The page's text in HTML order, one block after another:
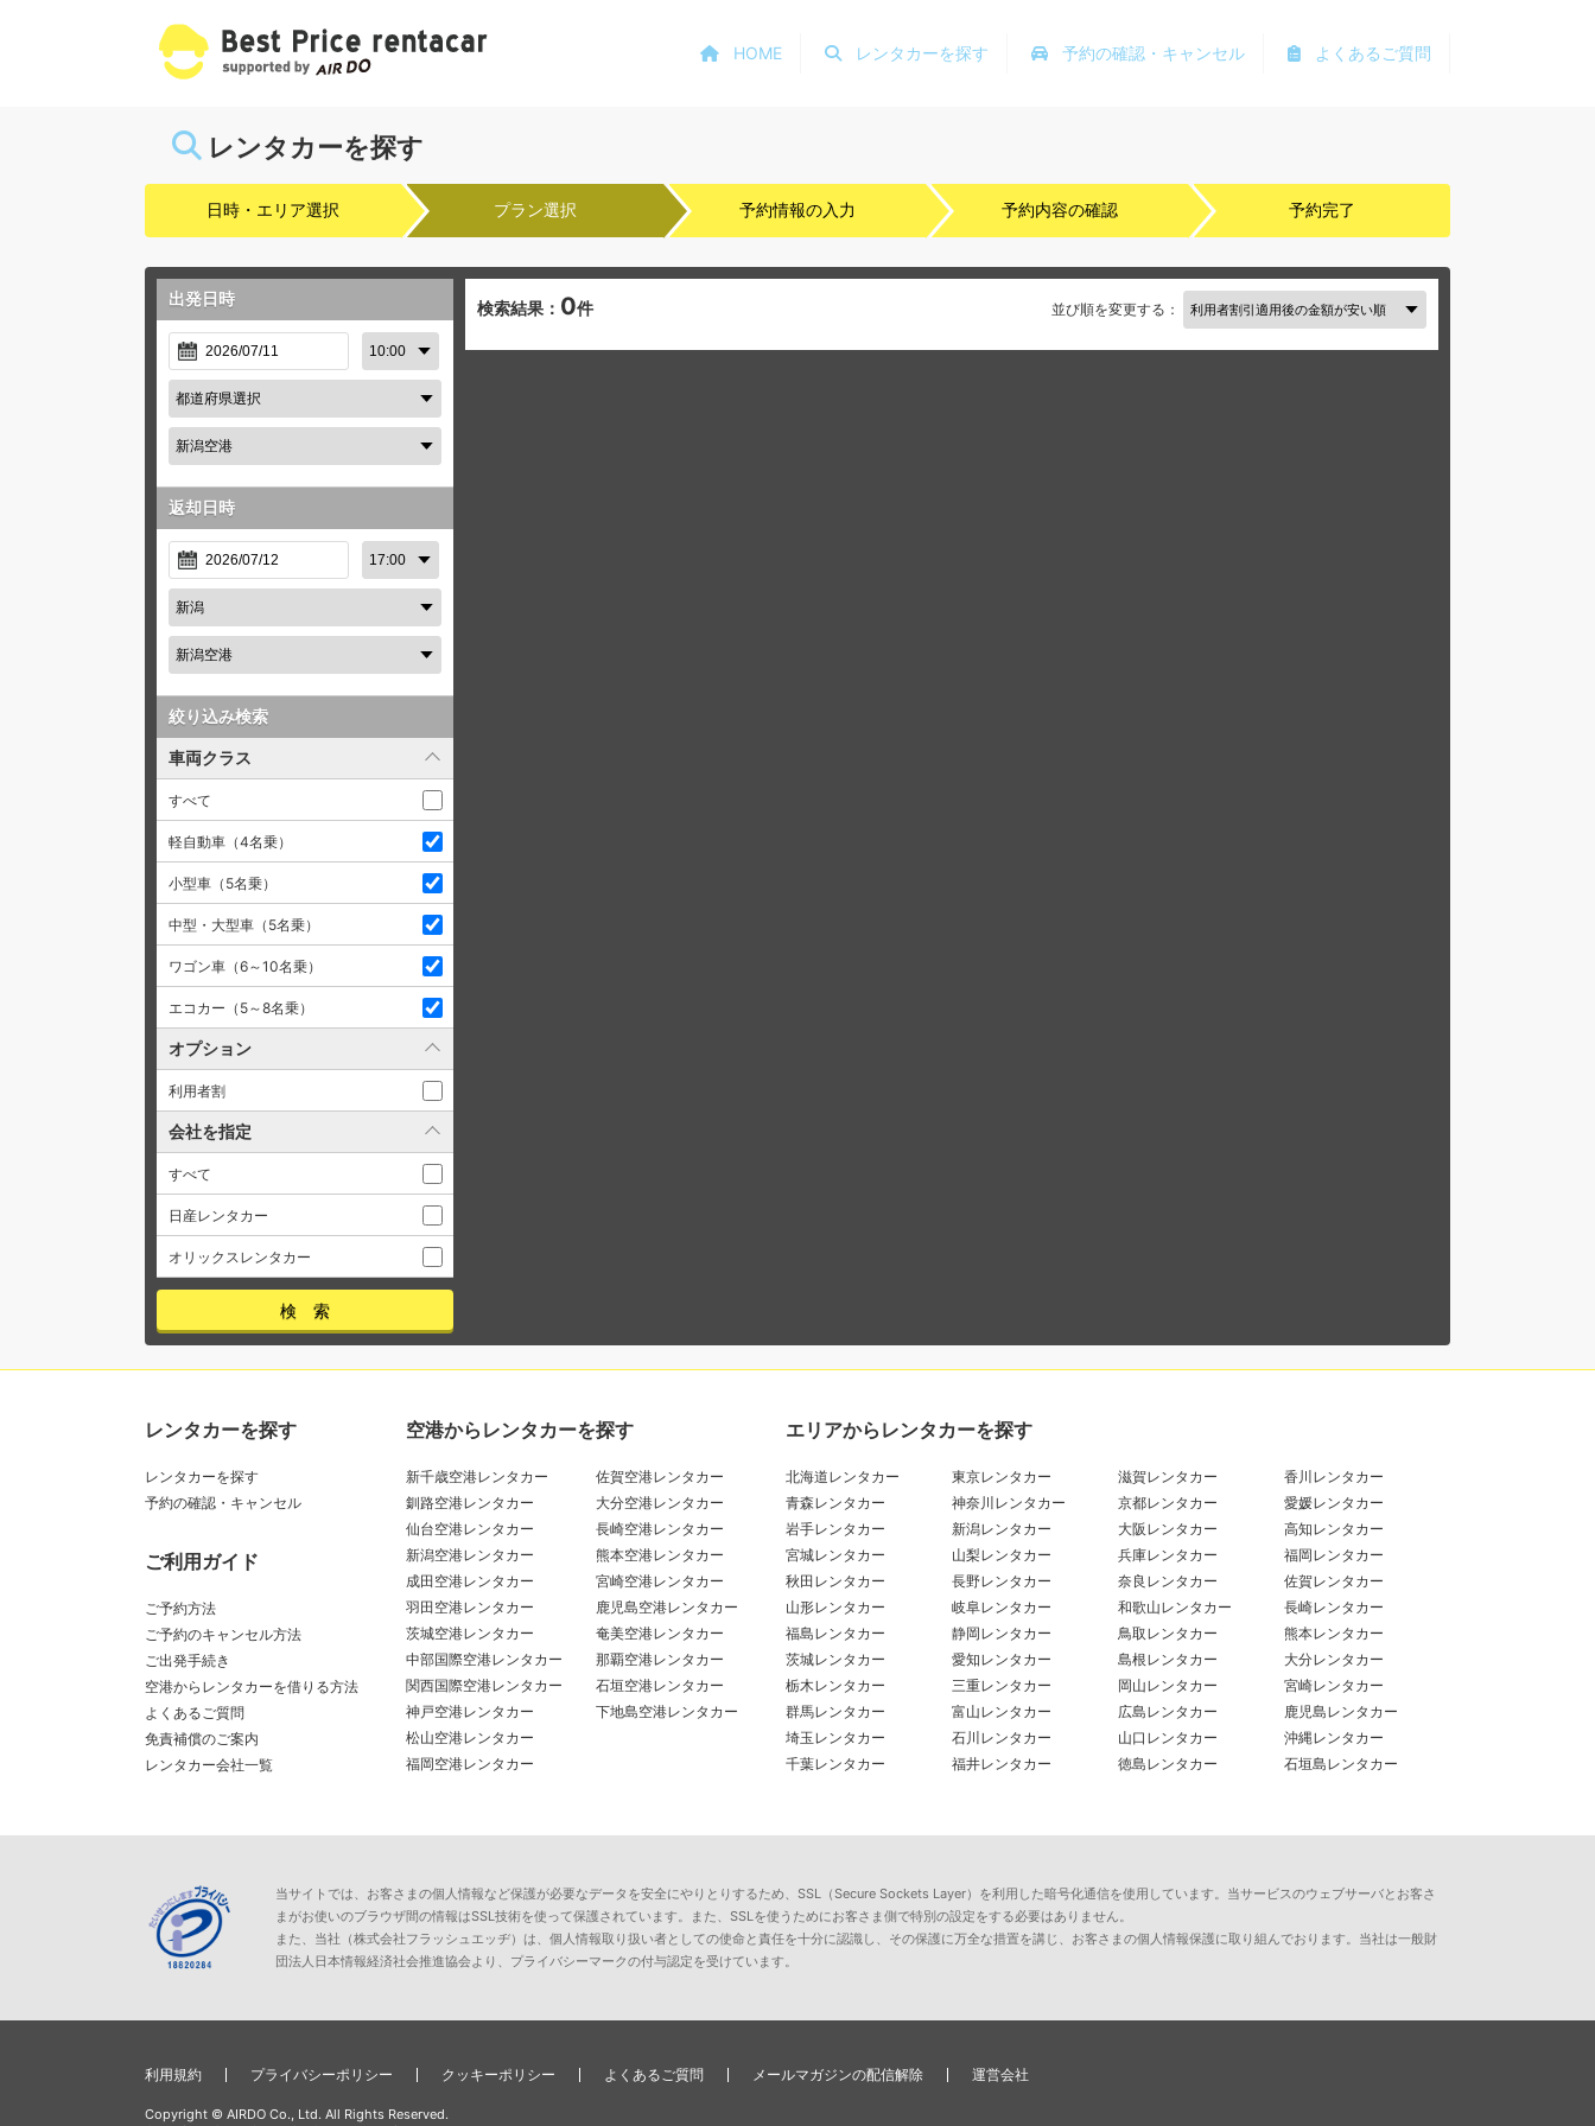
よくあるご質問
予約の確認・キャンセル
レンタカーを探す
HOME
レンタカーを探す
日時・エリア選択 プラン選択 予約情報の入力 予約内容の確認 予約完了
出発日時
返却日時
絞り込み検索
車両クラス
すべて
軽自動車（4名乗）
小型車（5名乗）
中型・大型車（5名乗）
ワゴン車（6～10名乗）
エコカー（5～8名乗）
オプション
利用者割
会社を指定
すべて
日産レンタカー
オリックスレンタカー
検索結果： 0件 並び順を変更する：
レンタカーを探す
レンタカーを探す
予約の確認・キャンセル
ご利用ガイド
ご予約方法
ご予約のキャンセル方法
ご出発手続き
空港からレンタカーを借りる方法
よくあるご質問
免責補償のご案内
レンタカー会社一覧
空港からレンタカーを探す
新千歳空港レンタカー
釧路空港レンタカー
仙台空港レンタカー
新潟空港レンタカー
成田空港レンタカー
羽田空港レンタカー
茨城空港レンタカー
中部国際空港レンタカー
関西国際空港レンタカー
神戸空港レンタカー
松山空港レンタカー
福岡空港レンタカー
佐賀空港レンタカー
大分空港レンタカー
長崎空港レンタカー
熊本空港レンタカー
宮崎空港レンタカー
鹿児島空港レンタカー
奄美空港レンタカー
那覇空港レンタカー
石垣空港レンタカー
下地島空港レンタカー
エリアからレンタカーを探す
北海道レンタカー
青森レンタカー
岩手レンタカー
宮城レンタカー
秋田レンタカー
山形レンタカー
福島レンタカー
茨城レンタカー
栃木レンタカー
群馬レンタカー
埼玉レンタカー
千葉レンタカー
東京レンタカー
神奈川レンタカー
新潟レンタカー
山梨レンタカー
長野レンタカー
岐阜レンタカー
静岡レンタカー
愛知レンタカー
三重レンタカー
富山レンタカー
石川レンタカー
福井レンタカー
滋賀レンタカー
京都レンタカー
大阪レンタカー
兵庫レンタカー
奈良レンタカー
和歌山レンタカー
鳥取レンタカー
島根レンタカー
岡山レンタカー
広島レンタカー
山口レンタカー
徳島レンタカー
香川レンタカー
愛媛レンタカー
高知レンタカー
福岡レンタカー
佐賀レンタカー
長崎レンタカー
熊本レンタカー
大分レンタカー
宮崎レンタカー
鹿児島レンタカー
沖縄レンタカー
石垣島レンタカー
当サイトでは、お客さまの個人情報など保護が必要なデータを安全にやりとりするため、SSL（Secure Sockets Layer）を利用した暗号化通信を使用しています。当サービスのウェブサーバとお客さ
まがお使いのブラウザ間の情報はSSL技術を使って保護されています。また、SSLを使うためにお客さま側で特別の設定をする必要はありません。
また、当社（株式会社フラッシュエッヂ）は、個人情報取り扱い者としての使命と責任を十分に認識し、その保護に万全な措置を講じ、お客さまの個人情報保護に取り組んでおります。当社は一般財
団法人日本情報経済社会推進協会より、プライバシーマークの付与認定を受けています。
利用規約 プライバシーポリシー クッキーポリシー よくあるご質問 メールマガジンの配信解除 運営会社
Copyright © AIRDO Co., Ltd. All Rights Reserved.